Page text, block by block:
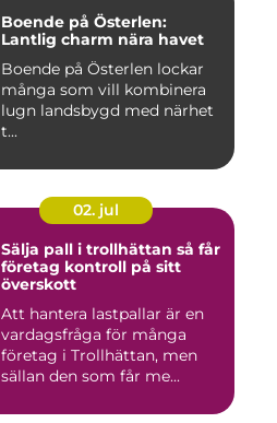
Boende på Österlen:
Lantlig charm nära havet
Boende på Österlen lockar
många som vill kombinera
lugn landsbygd med närhet
t...
02. jul
Sälja pall i trollhättan så får
företag kontroll på sitt
överskott
Att hantera lastpallar är en
vardagsfråga för många
företag i Trollhättan, men
sällan den som får me...